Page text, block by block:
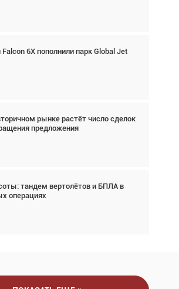
Falcon 6X пополнили парк Global Jet
рынке растёт число сделок
предложения
тандем вертолётов и БПЛА в
операциях
фотограф Дэйв Кох: «Фотография
за себя... а ИИ всё портит»
мира наблюдался подъём,
снизился
– это актив. Подходите к
образом